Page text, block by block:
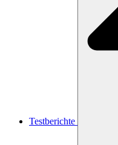
Testberichte